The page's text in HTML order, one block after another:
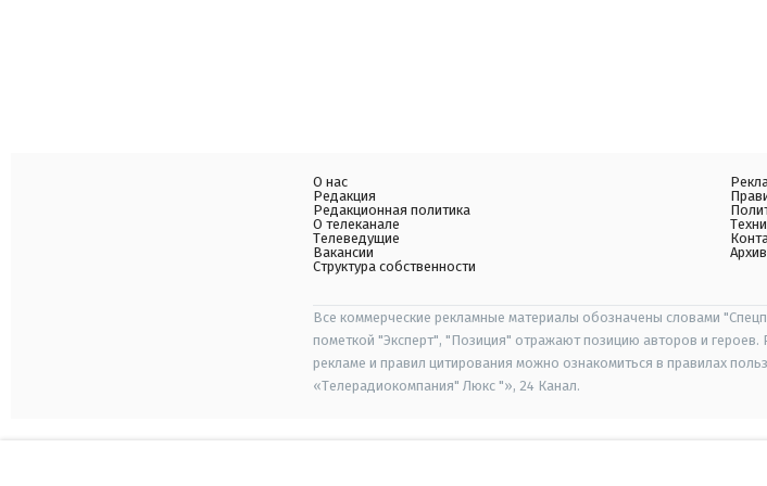
О нас
Редакция
Редакционная политика
О телеканале
Телеведущие
Вакансии
Структура собственности
Архив
Все коммерческие рекламные материалы обозначены словами
пометкой "Эксперт", "Позиция" отражают позицию авторов и
рекламе и правил цитирования можно ознакомиться в правилах
«Телерадиокомпания" Люкс "», 24 Канал.